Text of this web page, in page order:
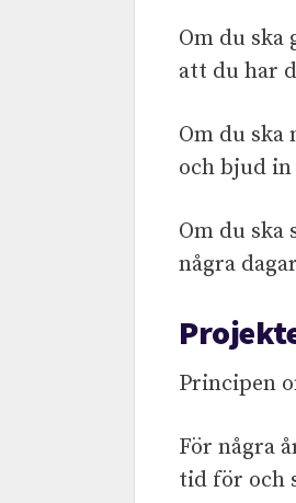
Om du
att du har
Om du
och bjud
Om du
några
Principen
För några
tid för och